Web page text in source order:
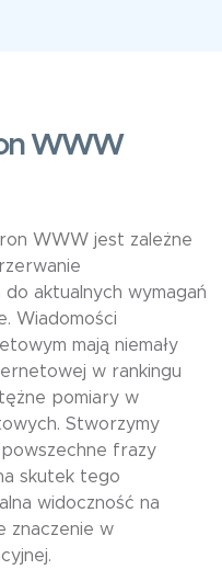
WWW
WWW jest zależne
do aktualnych wymagań
Wiadomości
mają niemały
w rankingu
pomiary w
Stworzymy
frazy
skutek tego
widoczność na
znaczenie w